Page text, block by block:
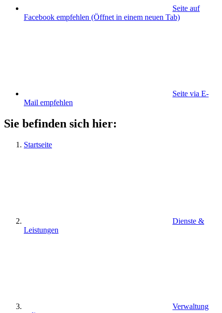
Seite auf
Facebook empfehlen (Öffnet in einem neuen Tab)
Seite via E-
Mail empfehlen
Sie befinden sich hier:
Startseite
Dienste &
Leistungen
Verwaltung